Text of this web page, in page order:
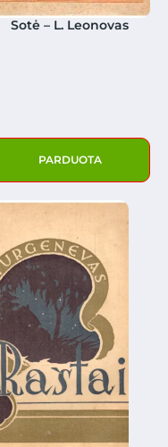
Sotė – L. Leonovas
PARDUOTA